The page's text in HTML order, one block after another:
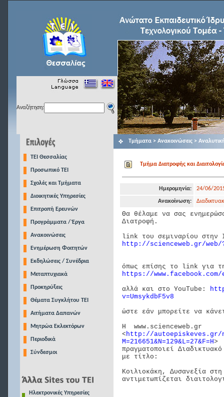
Αναζήτηση:
TEI Θεσσαλίας
Προσωπικό ΤΕΙ
Σχολές και Τμήματα
Διοικητικές Υπηρεσίες
Επιτροπή Ερευνών
Προγράμματα / Έργα
Ανακοινώσεις
Ενημέρωση Φοιτητών
Εκδηλώσεις / Συνέδρια
Μεταπτυχιακά
Προκηρύξεις
Θέματα Συγκλήτου ΤΕΙ
Αιτήματα Δαπανών
Μητρώα Εκλεκτόρων
Περιοδικά
Σύνδεσμοι
Ηλεκτρονικές Υπηρεσίες
Τμήματα > Ανακοινώσεις >
Tμήμα Διατροφής και
Ημερομηνία: 24/06/
Ανακοίνωση:
Θα θέλαμε να σας
Διατροφή.
link του σεμιναρίου στην
http://scienceweb.gr/web/
όπως επίσης το link για
https://www.facebook.com/
αλλά και στο YouTube:
v=UmsykdbF5v8
ώστε εάν μπορείτε να
Η
www.scienceweb.gr
<http://
M=216651&N=129&L=27&F=H>
πραγματοποιεί
με τίτλο:
Κοιλιοκάκη, Δυσανεξία
αντιμετωπίζεται